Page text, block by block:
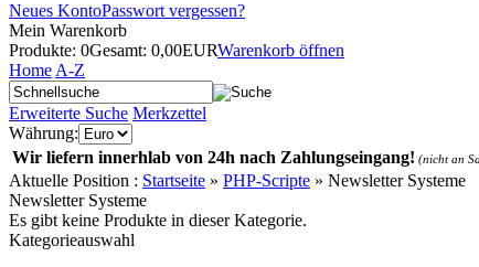
Neues KontoPasswort vergessen?
Mein Warenkorb
Produkte: 0Gesamt: 0,00EURWarenkorb öffnen
Home A-Z
Erweiterte Suche Merkzettel
Währung:
Wir liefern innerhlab von 24h nach Zahlungseingang! (nicht an
Aktuelle Position : Startseite » PHP-Scripte » Newsletter Systeme
Newsletter Systeme
Es gibt keine Produkte in dieser Kategorie.
Kategorieauswahl